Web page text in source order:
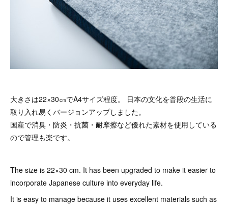
大きさは22×30㎝でA4サイズ程度。 日本の文化を普段の生活に
取り入れ易くバージョンアップしました。
国産で消臭・防炎・抗菌・耐摩擦など優れた素材を使用している
ので管理も楽です。
The size is 22×30 cm. It has been upgraded to make it easier to
incorporate Japanese culture into everyday life.
It is easy to manage because it uses excellent materials such as